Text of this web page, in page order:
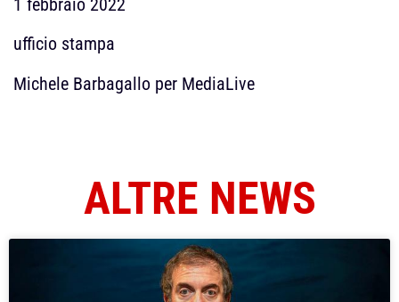
1 febbraio 2022
ufficio stampa
Michele Barbagallo per MediaLive
ALTRE NEWS